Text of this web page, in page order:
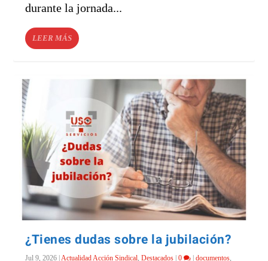
durante la jornada...
LEER MÁS
¿Tienes dudas sobre la jubilación?
Jul 9, 2026 |Actualidad Acción Sindical,Destacados |0 |documentos,